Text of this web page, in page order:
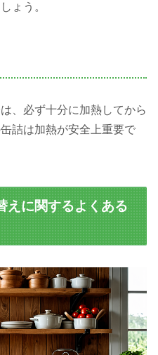
ょう。
、必ず十分に加熱してから
詰は加熱が安全上重要で
えに関するよくある